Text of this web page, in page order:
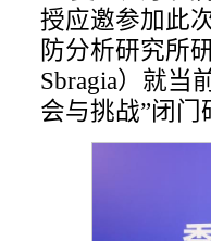
授应邀参加此
防分析研究所
Sbragia）就当
会与挑战”闭门